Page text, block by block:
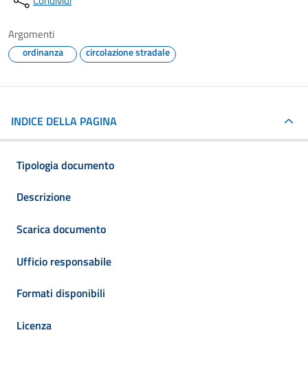
Argomenti
ordinanza circolazione stradale
INDICE DELLA PAGINA
Tipologia documento
Descrizione
Scarica documento
Ufficio responsabile
Formati disponibili
Licenza